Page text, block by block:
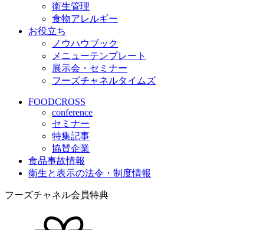
衛生管理
食物アレルギー
お役立ち
ノウハウブック
メニューテンプレート
展示会・セミナー
フーズチャネルタイムズ
FOODCROSS
conference
セミナー
特集記事
協賛企業
食品事故情報
衛生と表示の法令・制度情報
フーズチャネル会員特典